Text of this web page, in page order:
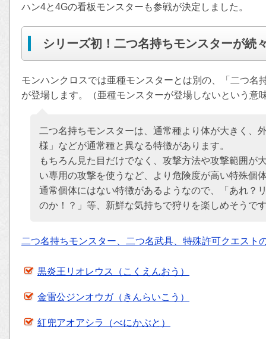
ハン4と4Gの看板モンスターも参戦が決定しました。
シリーズ初！二つ名持ちモンスターが続
モンハンクロスでは亜種モンスターとは別の、「二つ名
が登場します。（亜種モンスターが登場しないという意
二つ名持ちモンスターは、通常種より体が大きく、
様」などが通常種と異なる特徴があります。
もちろん見た目だけでなく、攻撃方法や攻撃範囲が
い専用の攻撃を使うなど、より危険度が高い特殊個
通常個体にはない特徴があるようなので、「あれ？
のか！？」等、新鮮な気持ちで狩りを楽しめそうで
二つ名持ちモンスター、二つ名武具、特殊許可クエスト
黒炎王リオレウス（こくえんおう）
金雷公ジンオウガ（きんらいこう）
紅兜アオアシラ（べにかぶと）